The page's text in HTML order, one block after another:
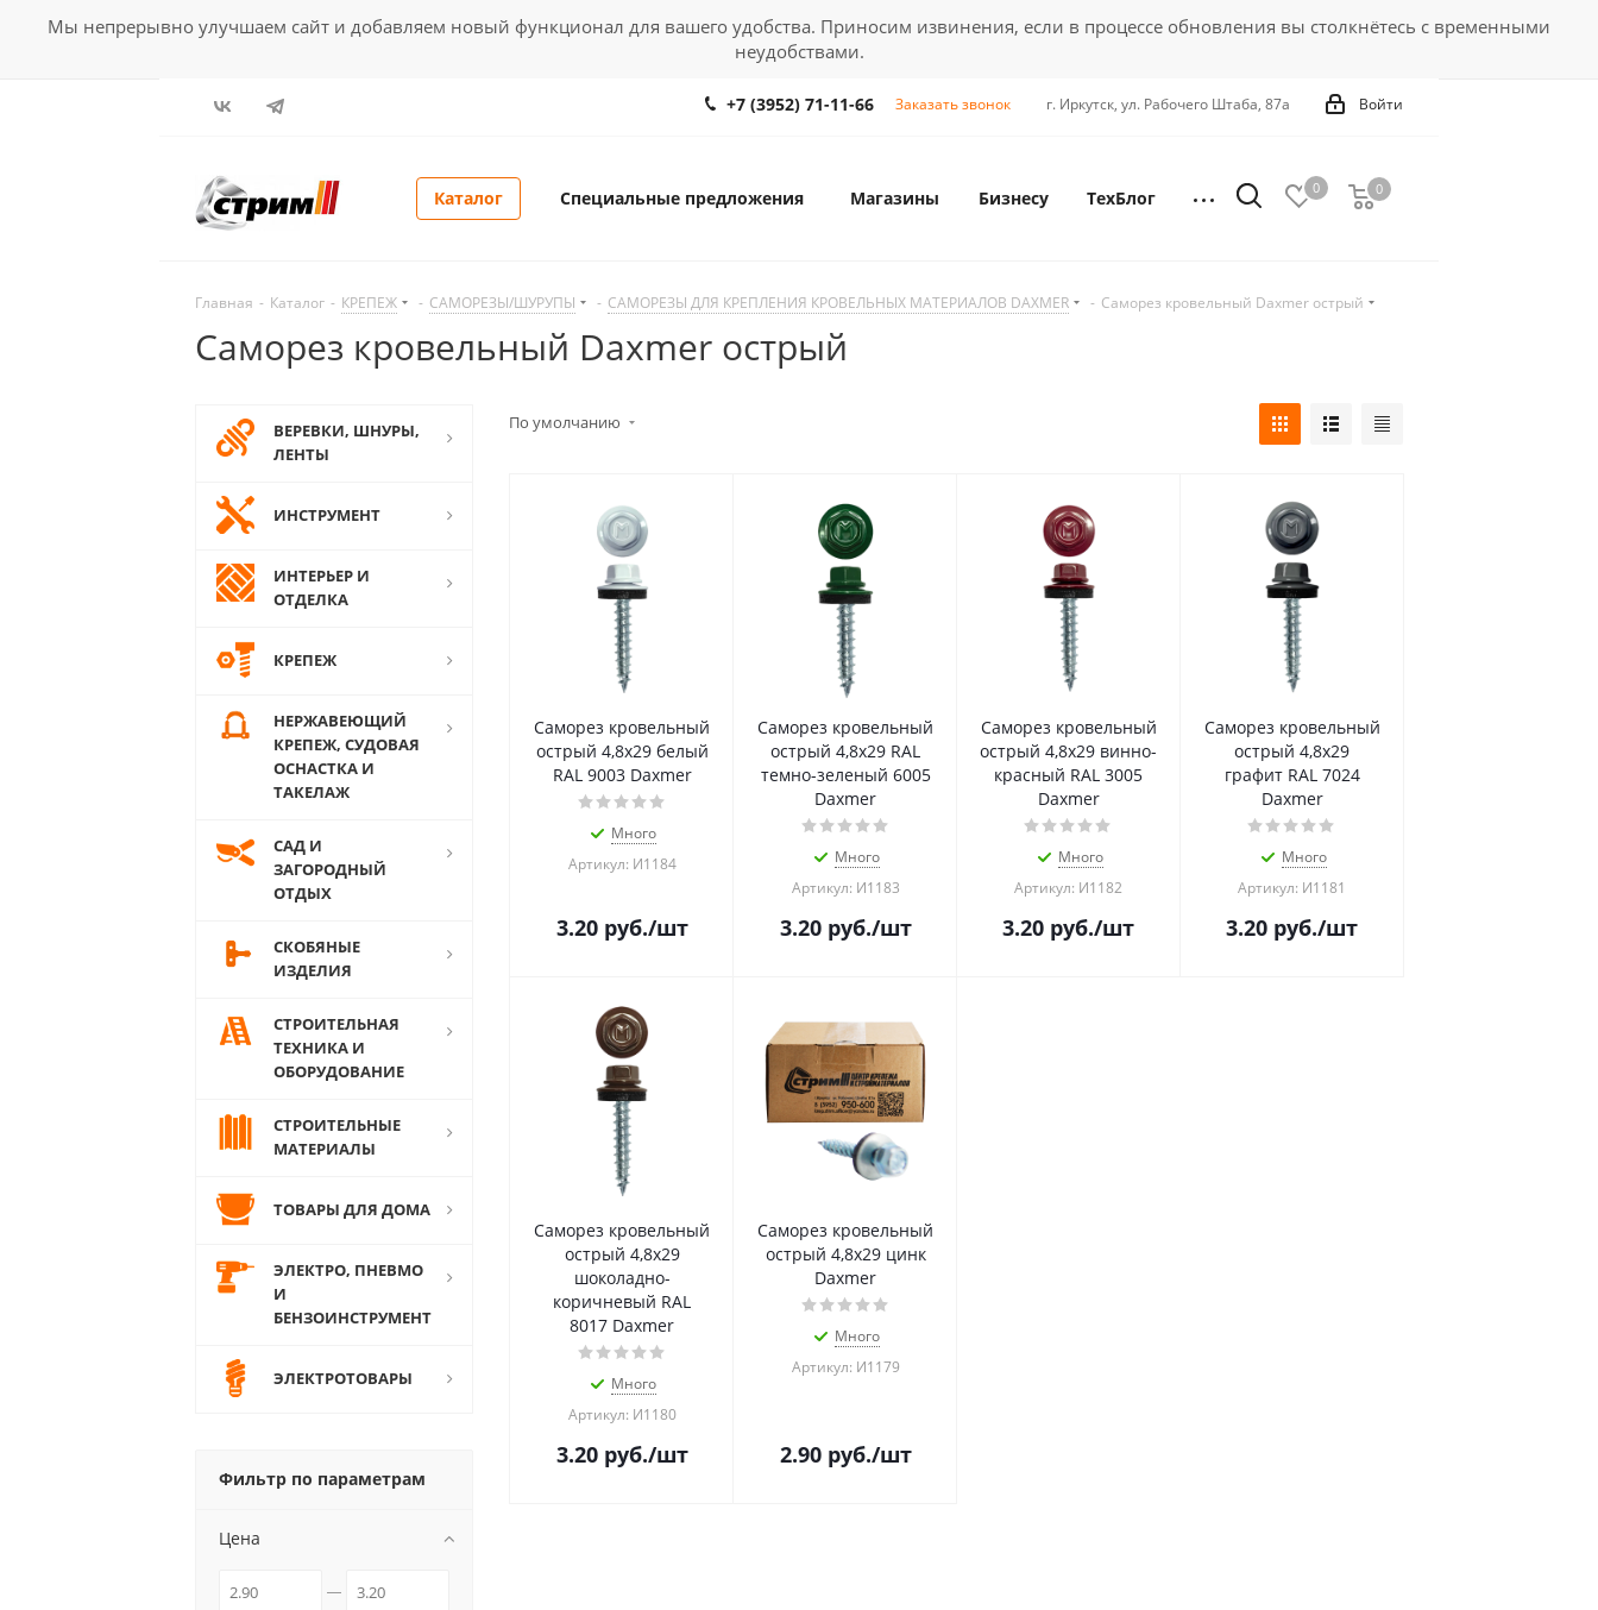
Мы непрерывно улучшаем сайт и добавляем новый функционал для вашего удобства. Приносим извинения, если в процессе обновления вы столкнётесь с временными
неудобствами.
Войти
г. Иркутск, ул. Рабочего Штаба, 87а
+7 (3952) 71-11-66 Заказать звонок
0 0
0
Каталог Специальные предложения Магазины Бизнесу ТехБлог
Главная - Каталог - КРЕПЕЖ - САМОРЕЗЫ/ШУРУПЫ - САМОРЕЗЫ ДЛЯ КРЕПЛЕНИЯ КРОВЕЛЬНЫХ МАТЕРИАЛОВ DAXMER - Саморез кровельный Daxmer острый
Саморез кровельный Daxmer острый
По умолчанию
Саморез кровельный
острый 4,8х29 белый
RAL 9003 Daxmer
Много
Артикул: И1184
3.20руб./шт
Саморез кровельный
острый 4,8х29 RAL
темно-зеленый 6005
Daxmer
Много
Артикул: И1183
3.20руб./шт
Саморез кровельный
острый 4,8х29 винно-
красный RAL 3005
Daxmer
Много
Артикул: И1182
3.20 руб./шт
Саморез кровельный
острый 4,8х29
графит RAL 7024
Daxmer
Много
Артикул: И1181
3.20 руб./шт
Саморез кровельный
острый 4,8х29
шоколадно-
коричневый RAL
8017 Daxmer
Много
Артикул: И1180
3.20руб./шт
Саморез кровельный
острый 4,8х29 цинк
Daxmer
Много
Артикул: И1179
2.90руб./шт
ВЕРЕВКИ, ШНУРЫ,
ЛЕНТЫ
ИНСТРУМЕНТ
ИНТЕРЬЕР И
ОТДЕЛКА
КРЕПЕЖ
НЕРЖАВЕЮЩИЙ
КРЕПЕЖ, СУДОВАЯ
ОСНАСТКА И
ТАКЕЛАЖ
САД И
ЗАГОРОДНЫЙ
ОТДЫХ
СКОБЯНЫЕ
ИЗДЕЛИЯ
СТРОИТЕЛЬНАЯ
ТЕХНИКА И
ОБОРУДОВАНИЕ
СТРОИТЕЛЬНЫЕ
МАТЕРИАЛЫ
ТОВАРЫ ДЛЯ ДОМА
ЭЛЕКТРО, ПНЕВМО
И
БЕНЗОИНСТРУМЕНТ
ЭЛЕКТРОТОВАРЫ
Фильтр по параметрам
Цена